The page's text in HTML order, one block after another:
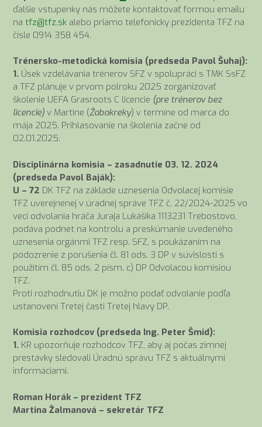
ďalšie vstupenky nás môžete kontaktovať formou emailu
na tfz@tfz.sk alebo priamo telefonicky prezidenta TFZ na
čísle 0914 358 454.
Trénersko-metodická komisia (predseda Pavol Šuhaj):
1. Úsek vzdelávania trénerov SFZ v spolupráci s TMK SsFZ
a TFZ plánuje v prvom polroku 2025 zorganizovať
školenie UEFA Grasroots C licencie (pre trénerov bez
licencie) v Martine (Žabokreky) v termíne od marca do
mája 2025. Prihlasovanie na školenia začne od
02.01.2025.
Disciplinárna komisia – zasadnutie 03. 12. 2024
(predseda Pavol Baják):
U – 72 DK TFZ na základe uznesenia Odvolacej komisie
TFZ uverejnenej v úradnej správe TFZ č. 22/2024-2025 vo
veci odvolania hráča Juraja Lukášika 1113231 Trebostovo,
podáva podnet na kontrolu a preskúmanie uvedeného
uznesenia orgánmi TFZ resp. SFZ, s poukázaním na
podozrenie z porušenia čl. 81 ods. 3 DP v súvislosti s
použitím čl. 85 ods. 2 písm. c) DP Odvolacou komisiou
TFZ.
Proti rozhodnutiu DK je možno podať odvolanie podľa
ustanovení Tretej časti Tretej hlavy DP.
Komisia rozhodcov (predseda Ing. Peter Šmid):
1. KR upozorňuje rozhodcov TFZ, aby aj počas zimnej
prestávky sledovali Úradnú správu TFZ s aktuálnymi
informáciami.
Roman Horák – prezident TFZ
Martina Žalmanová – sekretár TFZ